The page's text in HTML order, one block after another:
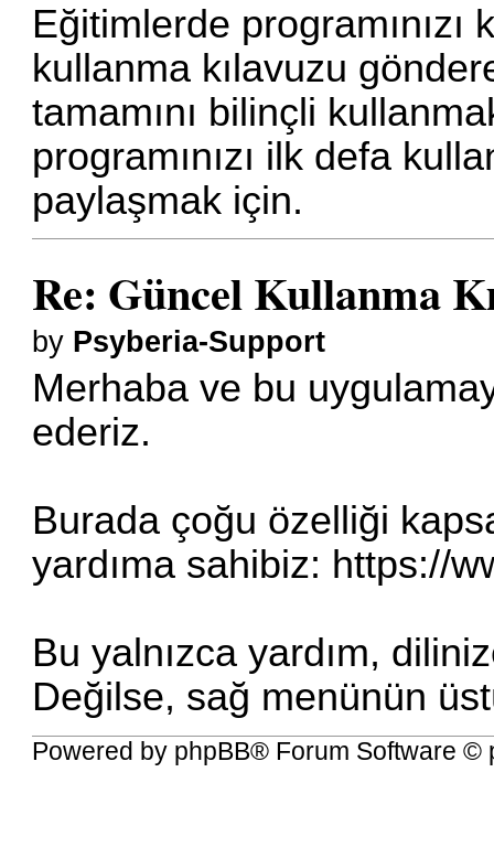
Eğitimlerde
kullanma kılavuzu
tamamını bilinçli
programınızı ilk defa
paylaşmak için.
Re: Güncel Kullanma
by Psyberia-Support
Merhaba ve bu
ederiz.
Burada çoğu özelliği
yardıma sahibiz: https://
Bu yalnızca yardım,
Değilse, sağ menünün
Powered by phpBB® Forum Software ©